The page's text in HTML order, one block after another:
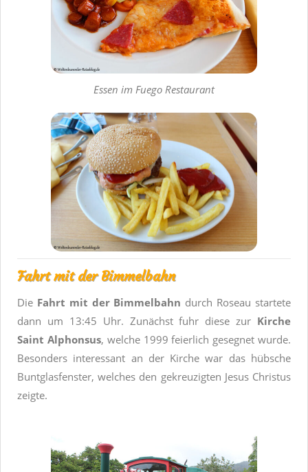
Essen im Fuego Restaurant
Fahrt mit der Bimmelbahn
Die Fahrt mit der Bimmelbahn durch Roseau startete
dann um 13:45 Uhr. Zunächst fuhr diese zur Kirche
Saint Alphonsus, welche 1999 feierlich gesegnet wurde.
Besonders interessant an der Kirche war das hübsche
Buntglasfenster, welches den gekreuzigten Jesus Christus
zeigte.